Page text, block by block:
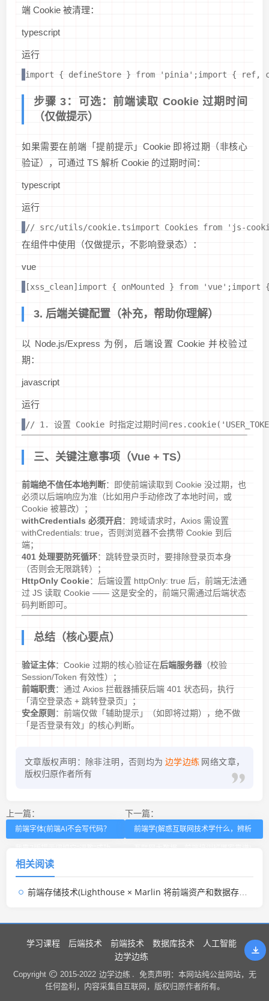
端 Cookie 被清理：
typescript
运行
import { defineStore } from 'pinia';import { ref,
步骤 3：可选：前端读取 Cookie 过期时间
（仅做提示）
如果需要在前端「提前提示」Cookie 即将过期（非核心
验证），可通过 TS 解析 Cookie 的过期时间：
typescript
运行
// src/utils/cookie.tsimport Cookies from 'js-
在组件中使用（仅做提示，不影响登录态）：
vue
[xss_clean]import { onMounted } from 'vue';import {
3. 后端关键配置（补充，帮助你理解）
以 Node.js/Express 为例，后端设置 Cookie 并校验过
期：
javascript
运行
// 1. 设置 Cookie 时指定过期时间
三、关键注意事项（Vue + TS）
前端绝不信任本地判断：即使前端读取到 Cookie 没过期，也
必须以后端响应为准（比如用户手动修改了本地时间，或
Cookie 被篡改）；
withCredentials 必须开启：跨域请求时，Axios 需设置
withCredentials: true，否则浏览器不会携带 Cookie 到后
端；
401 处理要防死循环：跳转登录页时，要排除登录页本身
（否则会无限跳转）；
HttpOnly Cookie：后端设置 httpOnly: true 后，前端无法通
过 JS 读取 Cookie —— 这是安全的，前端只需通过后端状态
码判断即可。
总结（核心要点）
验证主体：Cookie 过期的核心验证在后端服务器 （校验
Session/Token 有效性）；
前端职责：通过 Axios 拦截器捕获后端 401 状态码，执行
「清空登录态 + 跳转登录页」；
安全原则 ：前端仅做「辅助提示」（如即将过期），绝不做
「是否登录有效」的核心判断。
文章版权声明：除非注明，否则均为 边学边练 网络文章，
版权归原作者所有
上一篇：
前端字体(前端AI不会写代码？
了)
下一篇：
前端学(解惑互联网技术学什么，辨析
相关阅读
前端存储技术(Lighthouse × Marlin 将前端资产和数据存储在 IPFS 和 Filecoin 上，具有永久性和可验证性。)
学习课程 后端技术 前端技术 数据库技术
人工智能
边学边练
Copyright 2015-2022 边学边练 .
免责声明：本网站纯公益网站，无
任何盈利，内容采集自互联网，版权归原作者所有。